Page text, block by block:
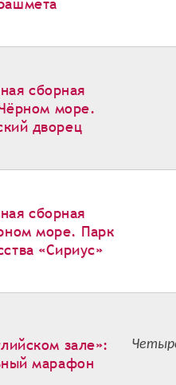
сборная
море.
дворец
сборная
море. Парк
«Сириус»
зале»:
марафон